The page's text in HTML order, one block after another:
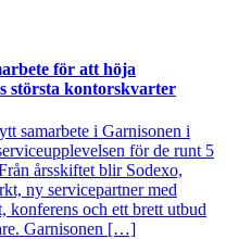
för att höja
största kontorskvarter
samarbete i Garnisonen i
för de runt 5
årsskiftet blir Sodexo,
ny servicepartner med
konferens och ett brett utbud
Garnisonen […]